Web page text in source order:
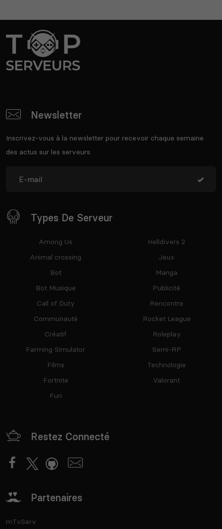
Newsletter
Inscrivez-vous à la newsletter pour recevoir chaque semaine
des actus sur les serveurs.
Types De Serveur
Among Us
Animal crossing
Bot
Bot Musique
Call of Duty
Communauté
Créatif
Farming Simulator
Films
Fortnite
Fun
Helldivers 2
Jeux
Manga
Publicité
Rencontre
Rocket League
Roleplay
Semi-RP
Technologie
Valorant
Restez Connecté
Partenaires
mTxServ